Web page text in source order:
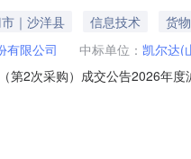
｜沙洋县 信息技术
货物
有限公司 中标单位： 凯尔达(
第2次采购）成交公告2026年
货期（天）其它凯尔达（山东